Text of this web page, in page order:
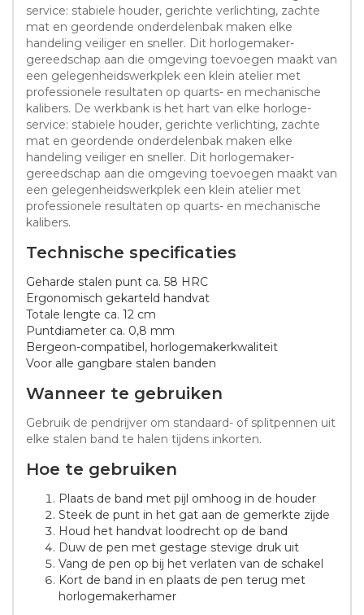
service: stabiele houder, gerichte verlichting, zachte
mat en geordende onderdelenbak maken elke
handeling veiliger en sneller. Dit horlogemaker-
gereedschap aan die omgeving toevoegen maakt van
een gelegenheidswerkplek een klein atelier met
professionele resultaten op quarts- en mechanische
kalibers. De werkbank is het hart van elke horloge-
service: stabiele houder, gerichte verlichting, zachte
mat en geordende onderdelenbak maken elke
handeling veiliger en sneller. Dit horlogemaker-
gereedschap aan die omgeving toevoegen maakt van
een gelegenheidswerkplek een klein atelier met
professionele resultaten op quarts- en mechanische
kalibers.
Technische specificaties
Geharde stalen punt ca. 58 HRC
Ergonomisch gekarteld handvat
Totale lengte ca. 12 cm
Puntdiameter ca. 0,8 mm
Bergeon-compatibel, horlogemakerkwaliteit
Voor alle gangbare stalen banden
Wanneer te gebruiken
Gebruik de pendrijver om standaard- of splitpennen uit
elke stalen band te halen tijdens inkorten.
Hoe te gebruiken
Plaats de band met pijl omhoog in de houder
Steek de punt in het gat aan de gemerkte zijde
Houd het handvat loodrecht op de band
Duw de pen met gestage stevige druk uit
Vang de pen op bij het verlaten van de schakel
Kort de band in en plaats de pen terug met
horlogemakerhamer